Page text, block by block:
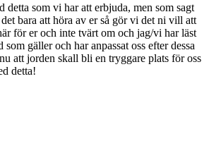
detta som vi har att erbjuda, men som sagt
bara att höra av er så gör vi det ni vill att
för er och inte tvärt om och jag/vi har läst
gäller och har anpassat oss efter dessa
att jorden skall bli en tryggare plats för oss
detta!